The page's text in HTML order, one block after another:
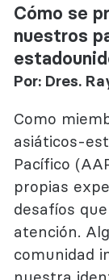
Cómo se
nuestros
Por: Dres.
Como
asiáticos-
Pacífico
propias
desafíos
atención.
comunidad